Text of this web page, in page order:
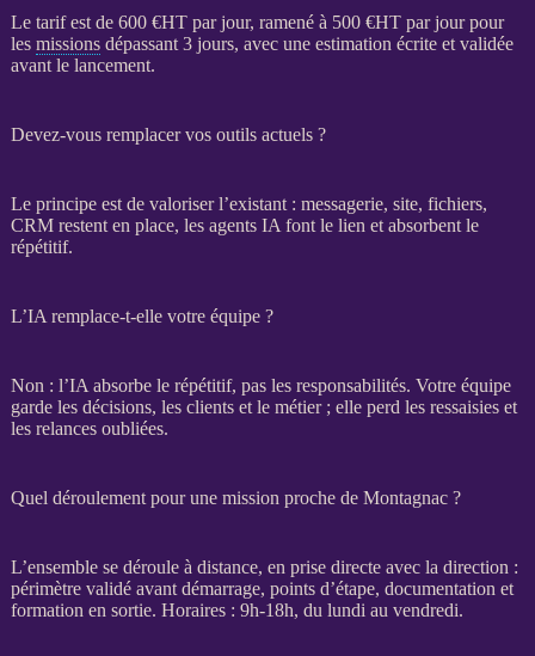
Le tarif est de 600 €HTpar jour, ramené à 500 €HTpar jour pour
les missionsdépassant 3 jours, avec une estimation écrite et validée
avant le lancement.
Devez-vous remplacer vos outils actuels ?
Le principe est de valoriser l’existant : messagerie, site, fichiers,
CRMrestent en place, les agents IA font le lien et absorbent le
répétitif.
L’IA remplace-t-elle votre équipe ?
Non : l’IA absorbe le répétitif, pas les responsabilités. Votre équipe
garde les décisions, les clients et le métier ; elle perd les ressaisies et
les relancesoubliées.
Quel déroulement pour une mission proche de Montagnac ?
L’ensemble se déroule à distance, en prise directe avec la direction :
périmètre validé avant démarrage, points d’étape, documentation et
formation en sortie. Horaires : 9h-18h, du lundi au vendredi.